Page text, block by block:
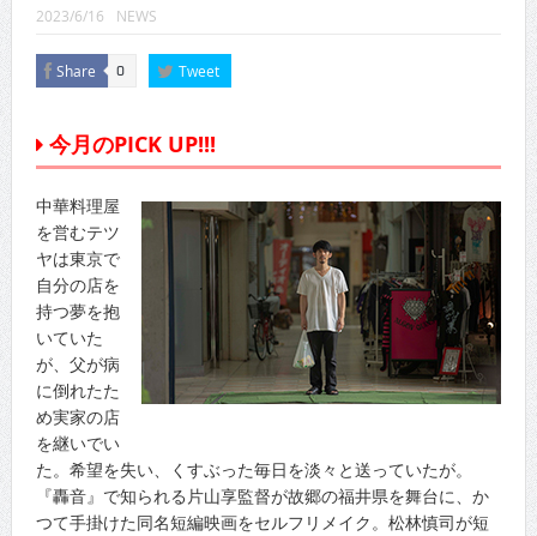
CINEMA×STYLE 294号
2023/6/16 NEWS
Share 0 Tweet
今月のPICK UP!!!
中華料理屋
を営むテツ
ヤは東京で
自分の店を
持つ夢を抱
いていた
が、父が病
に倒れたた
め実家の店
を継いでい
た。希望を失い、くすぶった毎日を淡々と送っていたが。
『轟音』で知られる片山享監督が故郷の福井県を舞台に、か
つて手掛けた同名短編映画をセルフリメイク。松林慎司が短